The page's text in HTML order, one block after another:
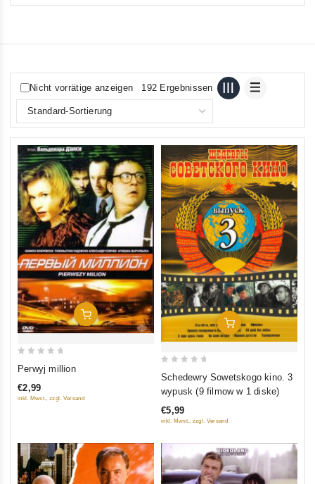
Nicht vorrätige anzeigen 192 Ergebnissen
In Den Warenkorb
of
Perwyj million
€2,99
inkl. Mwst., zzgl. Versand
In Den Warenkorb
5
Schedewry Sowetskogo kino. 3
wypusk (9 filmow w 1 diske)
€5,99
inkl. Mwst., zzgl. Versand